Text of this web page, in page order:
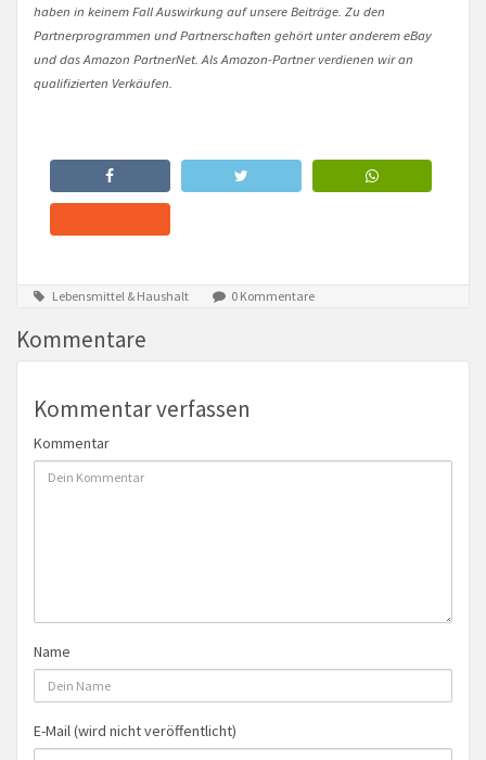
haben in keinem Fall Auswirkung auf unsere Beiträge. Zu den
Partnerprogrammen und Partnerschaften gehört unter anderem eBay
und das Amazon PartnerNet. Als Amazon-Partner verdienen wir an
qualifizierten Verkäufen.
Lebensmittel & Haushalt 0 Kommentare
Kommentare
Kommentar verfassen
Kommentar
Name
E-Mail (wird nicht veröffentlicht)